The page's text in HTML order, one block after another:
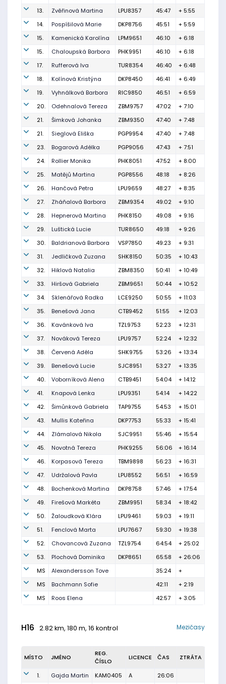
13.
Zvěřinová Martina LPU8357 45:47
+ 5:55
14.
Pospíšilová Marie DKP8756 45:51
+ 5:59
15.
Kamenická Karolína LPM9651 46:10
+ 6:18
15.
Chaloupská Barbora PHK9951 46:10
+ 6:18
17.
Rufferová Iva TUR8354 46:40
+ 6:48
18.
Kolínová Kristýna DKP8450 46:41
+ 6:49
19.
Vyhnálková Barbora RIC9850 46:51
+ 6:59
20.
Odehnalová Tereza ZBM9757 47:02
+ 7:10
21.
Šimková Johanka ZBM9350 47:40
+ 7:48
21.
Sieglová Eliška PGP9954 47:40
+ 7:48
23.
Bogarová Adélka PGP9056 47:43
+ 7:51
24.
Rollier Monika PHK8051 47:52
+ 8:00
25.
Matějů Martina PGP8556 48:18
+ 8:26
26.
Hančová Petra LPU9659 48:27
+ 8:35
27.
Zháňalová Barbora ZBM9354 49:02
+ 9:10
28.
Hepnerová Martina PHK8150 49:08
+ 9:16
29.
Luštická Lucie TUR8650 49:18
+ 9:26
30.
Baldrianová Barbora VSP7850 49:23
+ 9:31
31.
Jedličková Zuzana SHK8150 50:35
+ 10:43
32.
Hiklová Natalia ZBM8350 50:41
+ 10:49
33.
Hiršová Gabriela ZBM9651 50:44
+ 10:52
34.
Sklenářová Radka LCE9250 50:55
+ 11:03
35.
Benešová Jana CTB9452 51:55
+ 12:03
36.
Kavánková Iva TZL9753 52:23
+ 12:31
37.
Nováková Tereza LPU9757 52:24
+ 12:32
38.
Červená Adéla SHK9755 53:26
+ 13:34
39.
Benešová Lucie SJC8951 53:27
+ 13:35
40.
Voborníková Alena CTB9451 54:04
+ 14:12
41.
Knapová Lenka LPU9351 54:14
+ 14:22
42.
Šimůnková Gabriela TAP9755 54:53
+ 15:01
43.
Mullis Kateřina DKP7753 55:33
+ 15:41
44.
Zlámalová Nikola SJC9951 55:46
+ 15:54
45.
Novotná Tereza PHK9255 56:06
+ 16:14
46.
Korpasová Tereza TBM9898 56:23
+ 16:31
47.
Udržalová Pavla LPU8552 56:51
+ 16:59
48.
Bochenková Martina DKP8758 57:46
+ 17:54
49.
Firešová Markéta ZBM9951 58:34
+ 18:42
50.
Žaloudková Klára LPU9461 59:03
+ 19:11
51.
Fenclová Marta LPU7667 59:30
+ 19:38
52.
Chovancová Zuzana TZL9754 64:54
+ 25:02
53.
Plochová Dominika DKP8651 65:58
+ 26:06
MS
Alexandersson Tove 35:24
+
MS
Bachmann Sofie 42:11
+ 2:19
MS
Roos Elena 42:57 + 3:05
H16 2.82 km, 180 m, 16 kontrol Mezičasy
MÍSTO JMÉNO
REG.
ČÍSLO
LICENCE ČAS ZTRÁTA
1. Gajda Martin KAM0405 A
26:06